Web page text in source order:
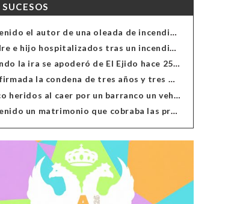
SUCESOS
Detenido el autor de una oleada de incendios de contenedores en Almería
Madre e hijo hospitalizados tras un incendio en la cocina de una vivienda en Almería
Cuando la ira se apoderó de El Ejido hace 25 años
Confirmada la condena de tres años y tres meses al hombre de Antas acusado de xenofobia
Cinco heridos al caer por un barranco un vehículo en Alcolea
Detenido un matrimonio que cobraba las prestaciones de ilegales en Almería, Granada, Málaga, Huelva y Murcia